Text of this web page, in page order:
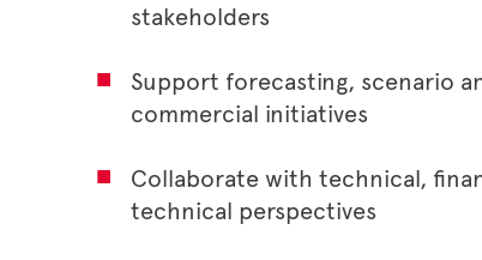
stakeholders
Support forecasting, scenario
commercial initiatives
Collaborate with technical,
technical perspectives